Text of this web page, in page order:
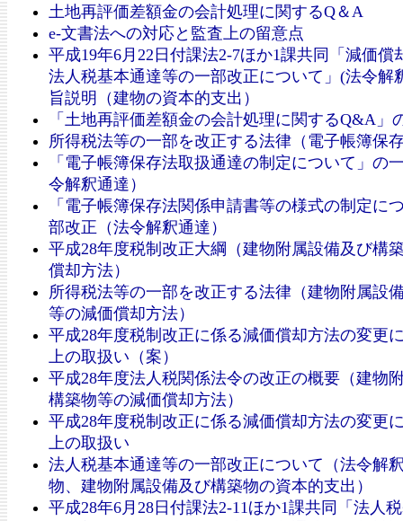
土地再評価差額金の会計処理に関するQ＆A
e-文書法への対応と監査上の留意点
平成19年6月22日付課法2-7ほか1課共同「減価償
法人税基本通達等の一部改正について」(法令解
旨説明（建物の資本的支出）
「土地再評価差額金の会計処理に関するQ&A」
所得税法等の一部を改正する法律（電子帳簿保
「電子帳簿保存法取扱通達の制定について」の
令解釈通達）
「電子帳簿保存法関係申請書等の様式の制定に
部改正（法令解釈通達）
平成28年度税制改正大綱（建物附属設備及び構
償却方法）
所得税法等の一部を改正する法律（建物附属設
等の減価償却方法）
平成28年度税制改正に係る減価償却方法の変更
上の取扱い（案）
平成28年度法人税関係法令の改正の概要（建物
構築物等の減価償却方法）
平成28年度税制改正に係る減価償却方法の変更
上の取扱い
法人税基本通達等の一部改正について（法令解
物、建物附属設備及び構築物の資本的支出）
平成28年6月28日付課法2-11ほか1課共同「法人